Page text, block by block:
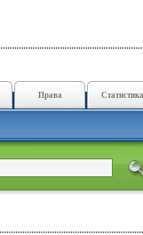
Права Статистика